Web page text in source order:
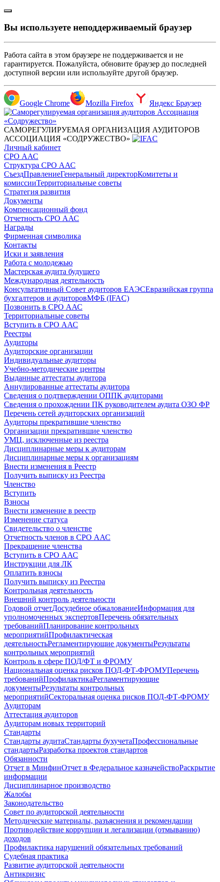
Вы используете неподдерживаемый браузер
Работа сайта в этом браузере не поддерживается и не
гарантируется. Пожалуйста, обновите браузер до последней
доступной версии или используйте другой браузер.
Google Chrome Mozilla Firefox Яндекс Браузер
САМОРЕГУЛИРУЕМАЯ ОРГАНИЗАЦИЯ АУДИТОРОВ
АССОЦИАЦИЯ «СОДРУЖЕСТВО»
Личный кабинет
СРО ААС
Структура СРО ААС
СъездПравлениеГенеральный директорКомитеты и
комиссииТерриториальные советы
Стратегия развития
Документы
Компенсационный фонд
Отчетность СРО ААС
Награды
Фирменная символика
Контакты
Иски и заявления
Работа с молодежью
Мастерская аудита будущего
Международная деятельность
Консультативный Совет аудиторов ЕАЭСЕвразийская группа
бухгалтеров и аудиторовМФБ (IFAC)
Позвонить в СРО ААС
Территориальные советы
Вступить в СРО ААС
Реестры
Аудиторы
Аудиторские организации
Индивидуальные аудиторы
Учебно-методические центры
Выданные аттестаты аудитора
Аннулированные аттестаты аудитора
Сведения о подтверждении ОППК аудиторами
Сведения о прохождении ПК руководителем аудита ОЗО ФР
Перечень сетей аудиторских организаций
Аудиторы прекратившие членство
Организации прекратившие членство
УМЦ, исключенные из реестра
Дисциплинарные меры к аудиторам
Дисциплинарные меры к организациям
Внести изменения в Реестр
Получить выписку из Реестра
Членство
Вступить
Взносы
Внести изменение в реестр
Изменение статуса
Свидетельство о членстве
Отчетность членов в СРО ААС
Прекращение членства
Вступить в СРО ААС
Инструкции для ЛК
Оплатить взносы
Получить выписку из Реестра
Контрольная деятельность
Внешний контроль деятельности
Годовой отчетДосудебное обжалованиеИнформация для
уполномоченных экспертовПеречень обязательных
требованийПланирование контрольных
мероприятийПрофилактическая
деятельностьРегламентирующие документыРезультаты
контрольных мероприятий
Контроль в сфере ПОД/ФТ и ФРОМУ
Национальная оценка рисков ПОД-ФТ-ФРОМУПеречень
требованийПрофилактикаРегламентирующие
документыРезультаты контрольных
мероприятийСекторальная оценка рисков ПОД-ФТ-ФРОМУ
Аудиторам
Аттестация аудиторов
Аудиторам новых территорий
Стандарты
Стандарты аудитаСтандарты бухучетаПрофессиональные
стандартыРазработка проектов стандартов
Обязанности
Отчет в МинфинОтчет в Федеральное казначействоРаскрытие
информации
Дисциплинарное производство
Жалобы
Законодательство
Совет по аудиторской деятельности
Методические материалы, разъяснения и рекомендации
Противодействие коррупции и легализации (отмыванию)
доходов
Профилактика нарушений обязательных требований
Судебная практика
Развитие аудиторской деятельности
Антикризис